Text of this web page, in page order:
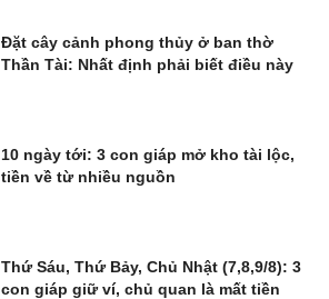
Đặt cây cảnh phong thủy ở ban thờ
Thần Tài: Nhất định phải biết điều này
10 ngày tới: 3 con giáp mở kho tài lộc,
tiền về từ nhiều nguồn
Thứ Sáu, Thứ Bảy, Chủ Nhật (7,8,9/8): 3
con giáp giữ ví, chủ quan là mất tiền